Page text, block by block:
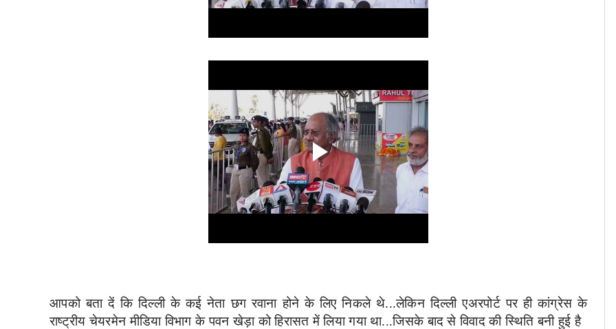
आपको बता दें कि दिल्ली के कई नेता छग रवाना होने के लिए निकले थे...लेकिन दिल्ली एअरपोर्ट पर ही कांग्रेस के
राष्ट्रीय चेयरमेन मीडिया विभाग के पवन खेड़ा को हिरासत में लिया गया था...जिसके बाद से विवाद की स्थिति बनी हुई है